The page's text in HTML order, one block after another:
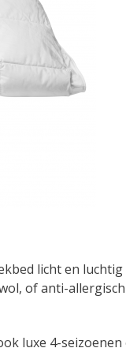
licht en luchtig
of anti-
luxe 4-seizoenen